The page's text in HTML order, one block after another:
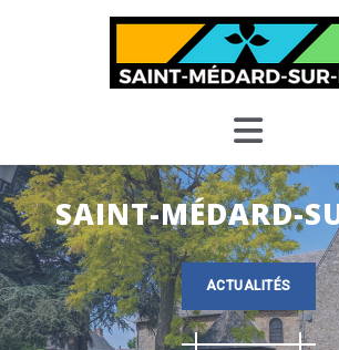
SAINT-MÉDARD-
ACTUALITÉS